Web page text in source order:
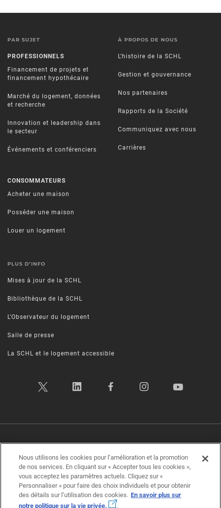
PAR SUJET
PROFESSIONNELS
Financement de projets et
financement hypothécaire
Marché du logement, données
et recherche
Innovation et leadership dans
le secteur
Événements et conférenciers
CONSOMMATEURS
Acheter une maison
Posséder une maison
Louer un logement
À PROPOS DE NOUS
L’histoire de la SCHL
Gestion et gouvernance
Nos partenaires
Rapports de la Société
Communiquez avec nous
Carrières
PLUS D’INFO
Mises à jour de la SCHL
Bibliothèque de la SCHL
L’Observateur du logement
Salle de presse
La SCHL et le logement accessible
Plan d’accessibilité | Rétroaction sur l'accessibilité
Société canadienne d'hypothèques et de logement (SCHL) ©2026
Nous utilisons les cookies pour l’amélioration et la promotion
de nos services. En cliquant sur « Accepter tous les cookies »,
vous acceptez les paramètres actuels. Cliquez sur «
Personnaliser » pour faire des choix individuels et pour obtenir
des détails sur l’utilisation des cookies. En savoir plus sur
notre politique sur la vie privée.
.